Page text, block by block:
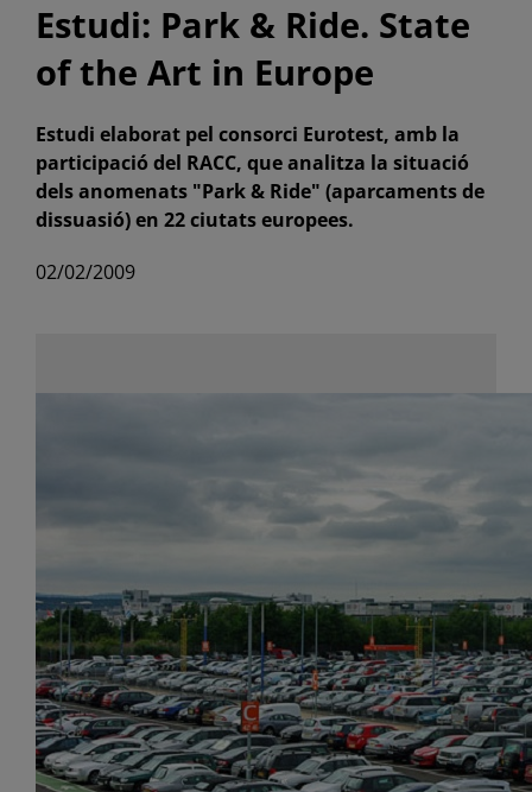
Estudi: Park & Ride. State
of the Art in Europe
Estudi elaborat pel consorci Eurotest, amb la
participació del RACC, que analitza la situació
dels anomenats "Park & Ride" (aparcaments de
dissuasió) en 22 ciutats europees.
02/02/2009